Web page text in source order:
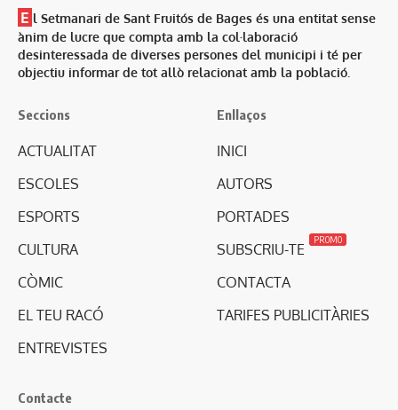
E l Setmanari de Sant Fruitós de Bages és una entitat sense
ànim de lucre que compta amb la col·laboració
desinteressada de diverses persones del municipi i té per
objectiu informar de tot allò relacionat amb la població.
Seccions
ACTUALITAT
ESCOLES
ESPORTS
CULTURA
CÒMIC
EL TEU RACÓ
ENTREVISTES
Enllaços
INICI
AUTORS
PORTADES
SUBSCRIU-TE
PROMO
CONTACTA
TARIFES PUBLICITÀRIES
Contacte